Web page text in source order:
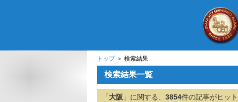
トップ＞ 検索結果
検索結果一覧
「 大阪 」に関する、 3854件の記事がヒット